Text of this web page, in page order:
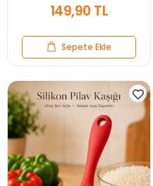
149,90 TL
Sepete Ekle